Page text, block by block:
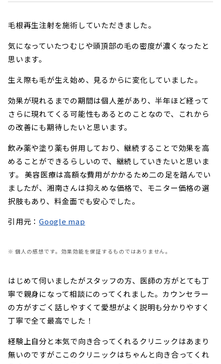
毛根再生注射を施術していただきました。
気になっていたつむじや頭頂部の毛の密度が濃くなったと
思います。
生え際も毛が生え始め、見るからに変化していました。
効果が現れるまでの期間は個人差があり、半年ほど経って
さらに現れてくる可能性もあるとのことなので、これから
の改善にも期待したいと思います。
飲み薬や塗り薬も併用しており、継続することで効果を高
めることができるらしいので、継続していきたいと思いま
す。 美容医療は高額な費用がかかるため二の足を踏んでい
ましたが、湘南さんは抑えめな価格で、モニター価格の選
択肢もあり、料金面でも安心でした。
引用元： Google map
※ 個人の感想です。効果効能を保証するものではありません。
はじめて伺いましたがスタッフの方、医師の方がとても丁
寧で親身になって相談にのってくれました。カウンセラー
の方がすごく話しやすくて愛想がよく説明も分かりやすく
丁寧で全て最高でした！
経験上自分と本気で向き合ってくれるクリニックはあまり
無いのですがここのクリニックはちゃんと向き合ってくれ